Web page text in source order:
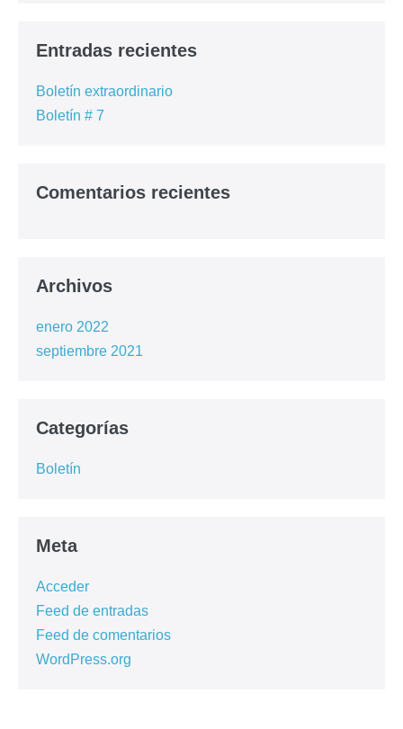
Entradas recientes
Boletín extraordinario
Boletín # 7
Comentarios recientes
Archivos
enero 2022
septiembre 2021
Categorías
Boletín
Meta
Acceder
Feed de entradas
Feed de comentarios
WordPress.org